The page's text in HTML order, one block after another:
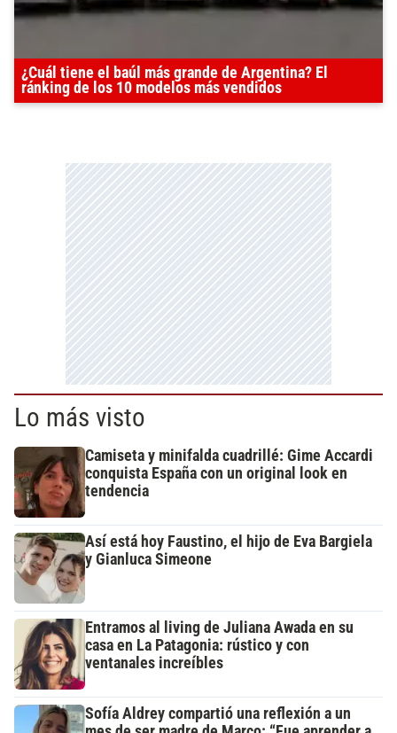
¿Cuál tiene el baúl más grande de Argentina? El
ránking de los 10 modelos más vendidos
Lo más visto
Camiseta y minifalda cuadrillé: Gime Accardi
conquista España con un original look en
tendencia
Así está hoy Faustino, el hijo de Eva Bargiela
y Gianluca Simeone
Entramos al living de Juliana Awada en su
casa en La Patagonia: rústico y con
ventanales increíbles
Sofía Aldrey compartió una reflexión a un